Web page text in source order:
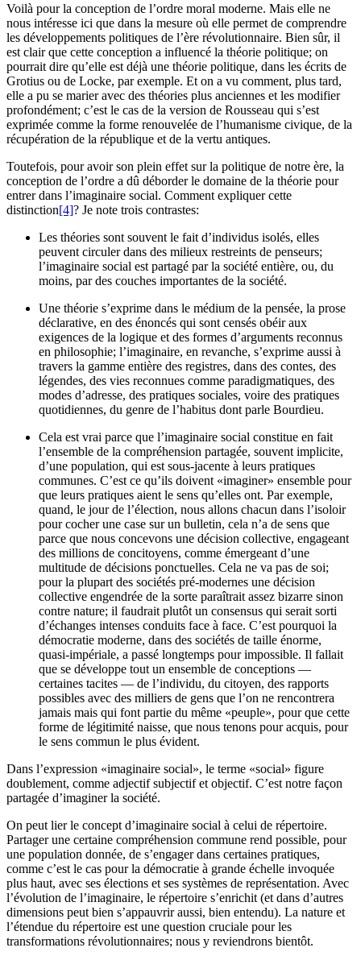
Voilà pour la conception de l’ordre moral moderne. Mais elle ne
nous intéresse ici que dans la mesure où elle permet de comprendre
les développements politiques de l’ère révolutionnaire. Bien sûr, il
est clair que cette conception a influencé la théorie politique; on
pourrait dire qu’elle est déjà une théorie politique, dans les écrits de
Grotius ou de Locke, par exemple. Et on a vu comment, plus tard,
elle a pu se marier avec des théories plus anciennes et les modifier
profondément; c’est le cas de la version de Rousseau qui s’est
exprimée comme la forme renouvelée de l’humanisme civique, de la
récupération de la république et de la vertu antiques.
Toutefois, pour avoir son plein effet sur la politique de notre ère, la
conception de l’ordre a dû déborder le domaine de la théorie pour
entrer dans l’imaginaire social. Comment expliquer cette
distinction[4]? Je note trois contrastes:
Les théories sont souvent le fait d’individus isolés, elles
peuvent circuler dans des milieux restreints de penseurs;
l’imaginaire social est partagé par la société entière, ou, du
moins, par des couches importantes de la société.
Une théorie s’exprime dans le médium de la pensée, la prose
déclarative, en des énoncés qui sont censés obéir aux
exigences de la logique et des formes d’arguments reconnus
en philosophie; l’imaginaire, en revanche, s’exprime aussi à
travers la gamme entière des registres, dans des contes, des
légendes, des vies reconnues comme paradigmatiques, des
modes d’adresse, des pratiques sociales, voire des pratiques
quotidiennes, du genre de l’habitus dont parle Bourdieu.
Cela est vrai parce que l’imaginaire social constitue en fait
l’ensemble de la compréhension partagée, souvent implicite,
d’une population, qui est sous-jacente à leurs pratiques
communes. C’est ce qu’ils doivent «imaginer» ensemble pour
que leurs pratiques aient le sens qu’elles ont. Par exemple,
quand, le jour de l’élection, nous allons chacun dans l’isoloir
pour cocher une case sur un bulletin, cela n’a de sens que
parce que nous concevons une décision collective, engageant
des millions de concitoyens, comme émergeant d’une
multitude de décisions ponctuelles. Cela ne va pas de soi;
pour la plupart des sociétés pré-modernes une décision
collective engendrée de la sorte paraîtrait assez bizarre sinon
contre nature; il faudrait plutôt un consensus qui serait sorti
d’échanges intenses conduits face à face. C’est pourquoi la
démocratie moderne, dans des sociétés de taille énorme,
quasi-impériale, a passé longtemps pour impossible. Il fallait
que se développe tout un ensemble de conceptions —
certaines tacites — de l’individu, du citoyen, des rapports
possibles avec des milliers de gens que l’on ne rencontrera
jamais mais qui font partie du même «peuple», pour que cette
forme de légitimité naisse, que nous tenons pour acquis, pour
le sens commun le plus évident.
Dans l’expression «imaginaire social», le terme «social» figure
doublement, comme adjectif subjectif et objectif. C’est notre façon
partagée d’imaginer la société.
On peut lier le concept d’imaginaire social à celui de répertoire.
Partager une certaine compréhension commune rend possible, pour
une population donnée, de s’engager dans certaines pratiques,
comme c’est le cas pour la démocratie à grande échelle invoquée
plus haut, avec ses élections et ses systèmes de représentation. Avec
l’évolution de l’imaginaire, le répertoire s’enrichit (et dans d’autres
dimensions peut bien s’appauvrir aussi, bien entendu). La nature et
l’étendue du répertoire est une question cruciale pour les
transformations révolutionnaires; nous y reviendrons bientôt.